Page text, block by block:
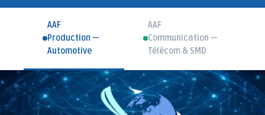
AAF
Production —
Automotive
AAF
Communication —
Télécom & SMD